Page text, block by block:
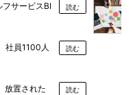
フサービスBI
読む
社員1100人
読む
放置された
読む